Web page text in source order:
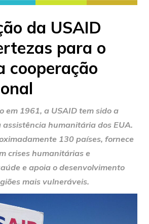
da USAID
para o
cooperação
em 1961, a USAID tem sido a
humanitária dos EUA.
130 países, fornece
crises humanitárias e
e apoia o desenvolvimento
mais vulneráveis.